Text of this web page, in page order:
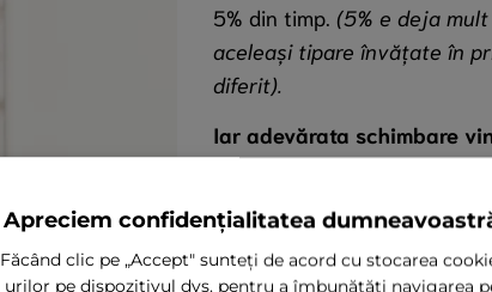
5% din timp. (5% e deja
aceleași tipare învățate în
diferit).
Iar adevărata schimbare
Când avem acces la
Când îți conduci afacerea
nu vezi blocajele care îți
Apreciem confidențialitatea
Făcând clic pe „Accept" sunteți de acord cu stocarea
urilor pe dispozitivul dvs. pentru a îmbunătăți navigarea